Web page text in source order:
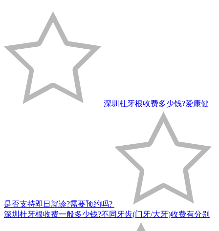
深圳杜牙根收费多少钱?爱康健
是否支持即日就诊?需要预约吗?
深圳杜牙根收费一般多少钱?不同牙齿(门牙/大牙)收费有分别